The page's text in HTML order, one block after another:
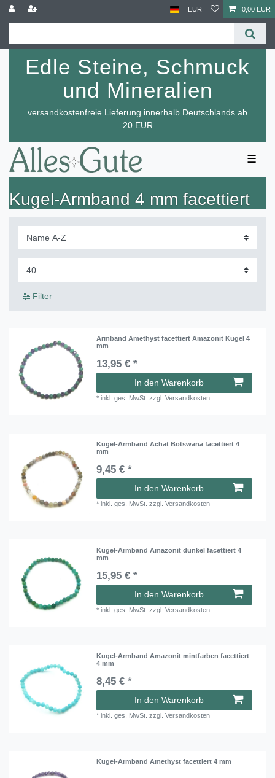
EUR 0,00 EUR
Edle Steine, Schmuck
und Mineralien
versandkostenfreie Lieferung innerhalb Deutschlands ab
20 EUR
☰
Kugel-Armband 4 mm facettiert
Filter
Armband Amethyst facettiert Amazonit Kugel 4
mm
13,95 € *
In den Warenkorb
*inkl. ges. MwSt. zzgl.Versandkosten
Kugel-Armband Achat Botswana facettiert 4
mm
9,45 € *
In den Warenkorb
*inkl. ges. MwSt. zzgl.Versandkosten
Kugel-Armband Amazonit dunkel facettiert 4
mm
15,95 € *
In den Warenkorb
*inkl. ges. MwSt. zzgl.Versandkosten
Kugel-Armband Amazonit mintfarben facettiert
4 mm
8,45 € *
In den Warenkorb
*inkl. ges. MwSt. zzgl.Versandkosten
Kugel-Armband Amethyst facettiert 4 mm